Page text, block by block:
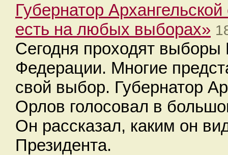
Губернатор
есть на любых выборах»
Сегодня проходят выборы
Федерации. Многие
свой выбор. Губернатор
Орлов голосовал в
Он рассказал, каким он
Президента.